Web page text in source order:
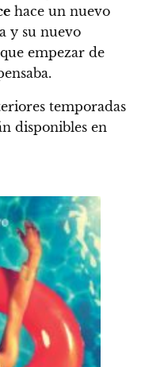
hace un nuevo
y su nuevo
empezar de
temporadas
disponibles en